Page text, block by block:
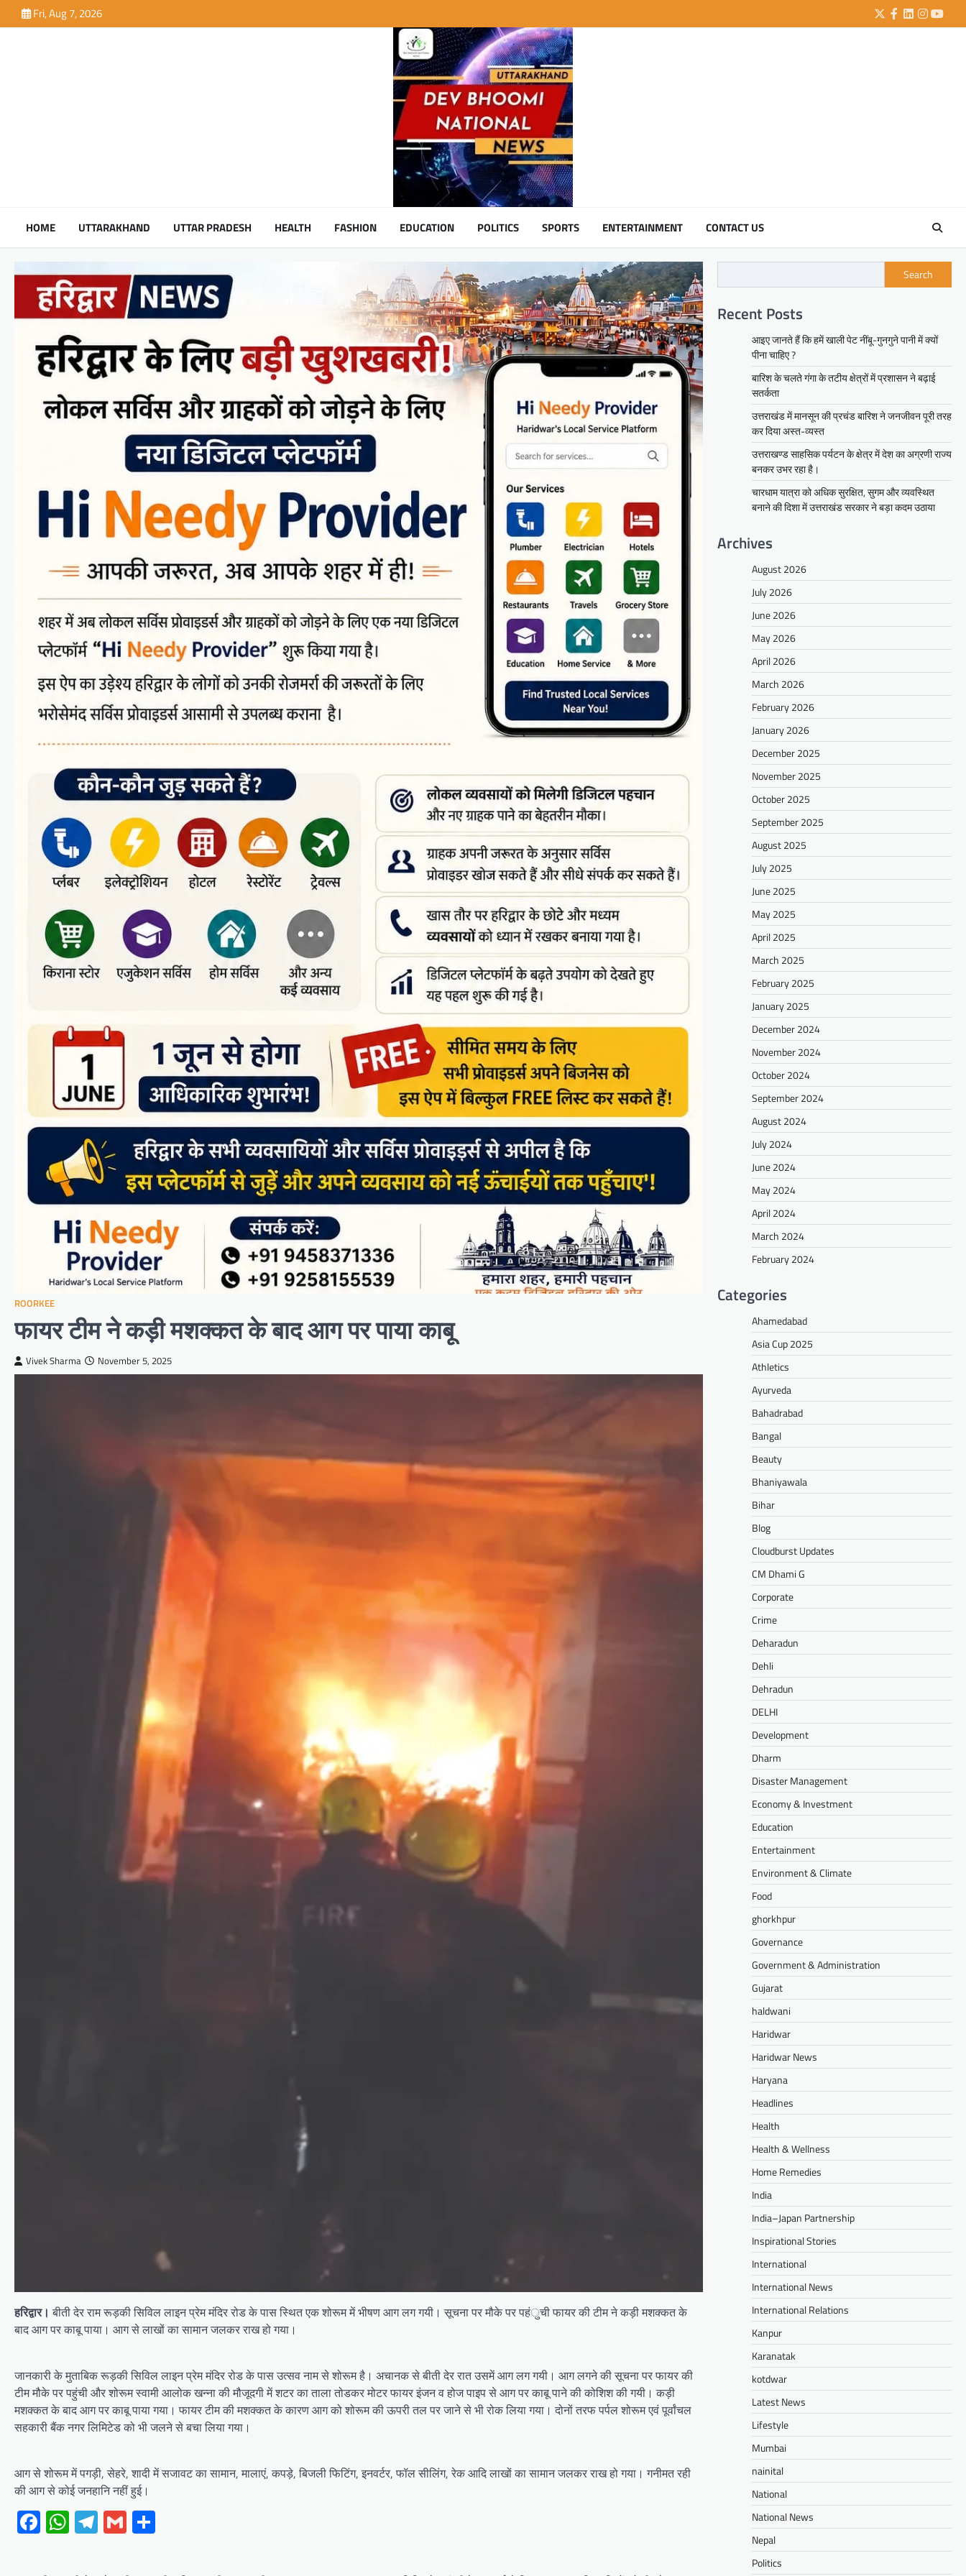
to
Fri, Aug 7, 2026 Twitter
Facebook
LinkedIn
HOME UTTARAKHAND UTTAR PRADESH HEALTH FASHION EDUCATION POLITICS SPORTS ENTERTAINMENT CONTACT US
ROORKEE
फायर टीम ने कड़ी मशक्कत के बाद आग पर पाया काबू
Vivek Sharma November 5, 2025
हरिद्वार।बीती देर राम रूड़की सिविल लाइन प्रेम मंदिर रोड के पास स्थित एक शोरूम में भीषण आग लग गयी। सूचना पर मौके पर पहंुची फायर की टीम ने कड़ी मशक्कत के
बाद आग पर काबू पाया। आग से लाखों का सामान जलकर राख हो गया।
जानकारी के मुताबिक रूड़की सिविल लाइन प्रेम मंदिर रोड के पास उत्सव नाम से शोरूम है। अचानक से बीती देर रात उसमें आग लग गयी। आग लगने की सूचना पर फायर की
टीम मौके पर पहुंची और शोरूम स्वामी आलोक खन्ना की मौजूदगी में शटर का ताला तोडकर मोटर फायर इंजन व होज पाइप से आग पर काबू पाने की कोशिश की गयी। कड़ी
मशक्कत के बाद आग पर काबू पाया गया। फायर टीम की मशक्कत के कारण आग को शोरूम की ऊपरी तल पर जाने से भी रोक लिया गया। दोनों तरफ पर्पल शोरूम एवं पूर्वांचल
सहकारी बैंक नगर लिमिटेड को भी जलने से बचा लिया गया।
आग से शोरूम में पगड़ी, सेहरे, शादी में सजावट का सामान, मालाएं, कपड़े, बिजली फिटिंग, इनवर्टर, फॉल सीलिंग, रेक आदि लाखों का सामान जलकर राख हो गया। गनीमत रही
की आग से कोई जनहानि नहीं हुई।
Facebook
WhatsApp
Telegram
Gmail
Search
Recent Posts
आइए जानते हैं कि हमें खाली पेट नींबू-गुनगुने पानी में क्यों
पीना चाहिए ?
बारिश के चलते गंगा के तटीय क्षेत्रों में प्रशासन ने बढ़ाई
सतर्कता
उत्तराखंड में मानसून की प्रचंड बारिश ने जनजीवन पूरी तरह
कर दिया अस्त-व्यस्त
उत्तराखण्ड साहसिक पर्यटन के क्षेत्र में देश का अग्रणी राज्य
बनकर उभर रहा है।
चारधाम यात्रा को अधिक सुरक्षित, सुगम और व्यवस्थित
बनाने की दिशा में उत्तराखंड सरकार ने बड़ा कदम उठाया
Archives
August 2026
July 2026
June 2026
May 2026
April 2026
March 2026
February 2026
January 2026
December 2025
November 2025
October 2025
September 2025
August 2025
July 2025
June 2025
May 2025
April 2025
March 2025
February 2025
January 2025
December 2024
November 2024
October 2024
September 2024
August 2024
July 2024
June 2024
May 2024
April 2024
March 2024
February 2024
Categories
Ahamedabad
Asia Cup 2025
Athletics
Ayurveda
Bahadrabad
Bangal
Beauty
Bhaniyawala
Bihar
Blog
Cloudburst Updates
CM Dhami G
Corporate
Crime
Deharadun
Dehli
Dehradun
DELHI
Development
Dharm
Disaster Management
Economy & Investment
Education
Entertainment
Environment & Climate
Food
ghorkhpur
Governance
Government & Administration
Gujarat
haldwani
Haridwar
Haridwar News
Haryana
Headlines
Health
Health & Wellness
Home Remedies
India
India–Japan Partnership
Inspirational Stories
International
International News
International Relations
Kanpur
Karanatak
kotdwar
Latest News
Lifestyle
Mumbai
nainital
National
National News
Nepal
Politics